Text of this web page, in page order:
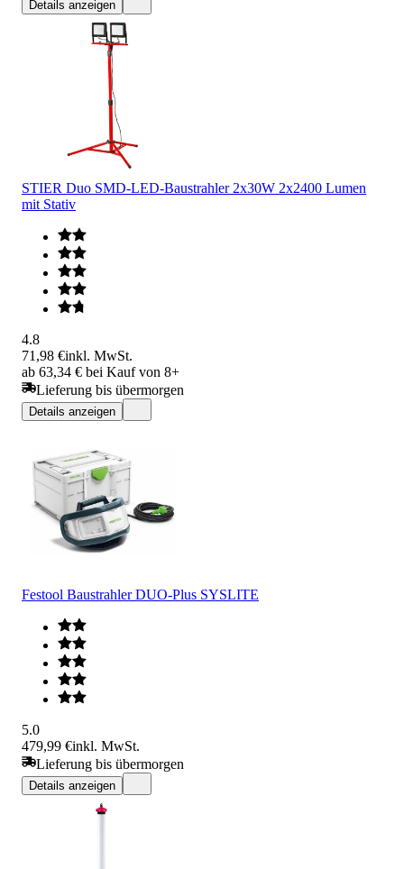
Details anzeigen
STIER Duo SMD-LED-Baustrahler 2x30W 2x2400 Lumen
mit Stativ
4.8
71,98 €inkl. MwSt.
ab 63,34 € bei Kauf von 8+
Lieferung bis übermorgen
Details anzeigen
Festool Baustrahler DUO-Plus SYSLITE
5.0
479,99 €inkl. MwSt.
Lieferung bis übermorgen
Details anzeigen